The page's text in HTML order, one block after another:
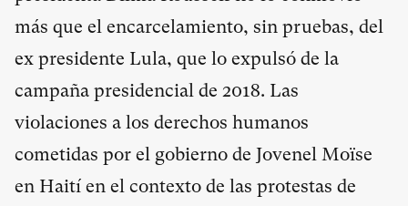
más que el encarcelamiento, sin pruebas, del
ex presidente Lula, que lo expulsó de la
campaña presidencial de 2018. Las
violaciones a los derechos humanos
cometidas por el gobierno de Jovenel Moïse
en Haití en el contexto de las protestas de